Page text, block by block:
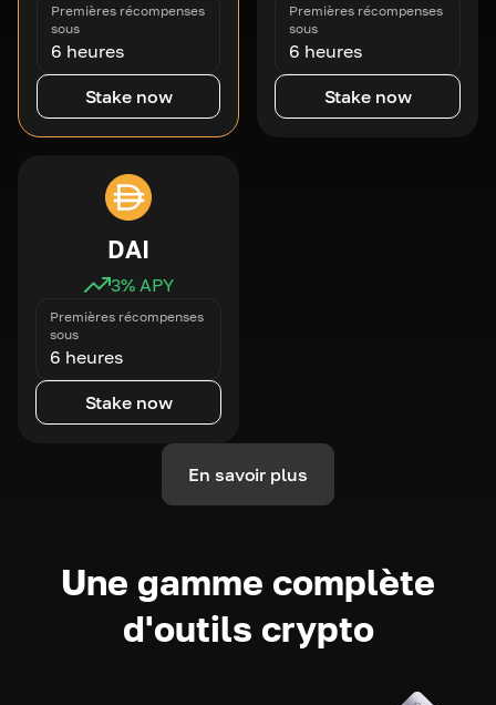
Premières récompenses
sous
6 heures
Stake now
Premières récompenses
sous
6 heures
Stake now
DAI
3% APY
Premières récompenses
sous
6 heures
Stake now
En savoir plus
Une gamme complète
d'outils crypto